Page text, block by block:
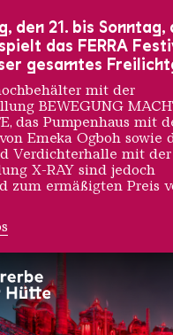
den 21. bis Sonntag,
das FERRA
gesamtes
mit der
BEWEGUNG
das Pumpenhaus mit
Emeka Ogboh sowie
Verdichterhalle mit der
X-RAY sind jedoch
zum ermäßigten Preis